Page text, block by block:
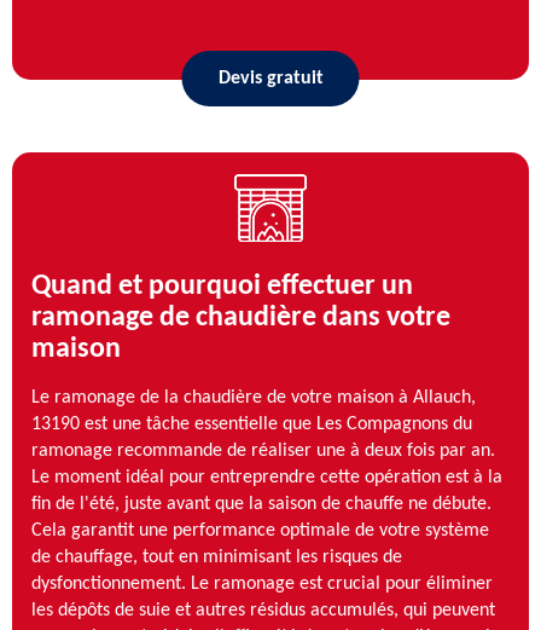
Devis gratuit
Quand et pourquoi effectuer un
ramonage de chaudière dans votre
maison
Le ramonage de la chaudière de votre maison à Allauch,
13190 est une tâche essentielle que Les Compagnons du
ramonage recommande de réaliser une à deux fois par an.
Le moment idéal pour entreprendre cette opération est à la
fin de l'été, juste avant que la saison de chauffe ne débute.
Cela garantit une performance optimale de votre système
de chauffage, tout en minimisant les risques de
dysfonctionnement. Le ramonage est crucial pour éliminer
les dépôts de suie et autres résidus accumulés, qui peuvent